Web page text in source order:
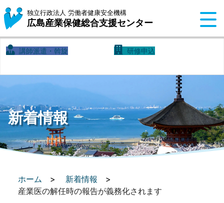
独立行政法人 労働者健康安全機構
広島産業保健総合支援センター
講師派遣・斡旋 研修申込
新着情報
ホーム
新着情報
産業医の解任時の報告が義務化されます